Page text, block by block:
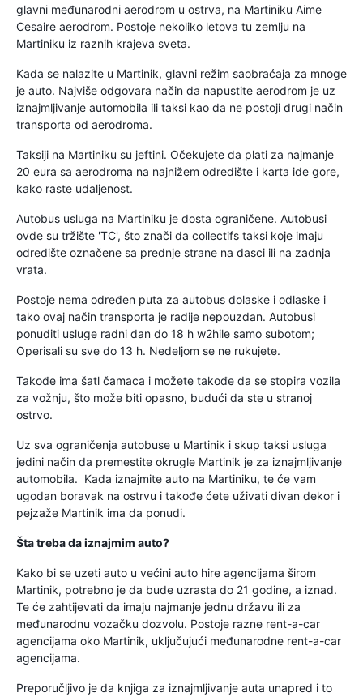
glavni međunarodni aerodrom u ostrva, na Martiniku Aime
Cesaire aerodrom. Postoje nekoliko letova tu zemlju na
Martiniku iz raznih krajeva sveta.
Kada se nalazite u Martinik, glavni režim saobraćaja za mnoge
je auto. Najviše odgovara način da napustite aerodrom je uz
iznajmljivanje automobila ili taksi kao da ne postoji drugi način
transporta od aerodroma.
Taksiji na Martiniku su jeftini. Očekujete da plati za najmanje
20 eura sa aerodroma na najnižem odredište i karta ide gore,
kako raste udaljenost.
Autobus usluga na Martiniku je dosta ograničene. Autobusi
ovde su tržište 'TC', što znači da collectifs taksi koje imaju
odredište označene sa prednje strane na dasci ili na zadnja
vrata.
Postoje nema određen puta za autobus dolaske i odlaske i
tako ovaj način transporta je radije nepouzdan. Autobusi
ponuditi usluge radni dan do 18 h w2hile samo subotom;
Operisali su sve do 13 h. Nedeljom se ne rukujete.
Takođe ima šatl čamaca i možete takođe da se stopira vozila
za vožnju, što može biti opasno, budući da ste u stranoj
ostrvo.
Uz sva ograničenja autobuse u Martinik i skup taksi usluga
jedini način da premestite okrugle Martinik je za iznajmljivanje
automobila. Kada iznajmite auto na Martiniku, te će vam
ugodan boravak na ostrvu i takođe ćete uživati divan dekor i
pejzaže Martinik ima da ponudi.
Šta treba da iznajmim auto?
Kako bi se uzeti auto u većini auto hire agencijama širom
Martinik, potrebno je da bude uzrasta do 21 godine, a iznad.
Te će zahtijevati da imaju najmanje jednu državu ili za
međunarodnu vozačku dozvolu. Postoje razne rent-a-car
agencijama oko Martinik, uključujući međunarodne rent-a-car
agencijama.
Preporučljivo je da knjiga za iznajmljivanje auta unapred i to